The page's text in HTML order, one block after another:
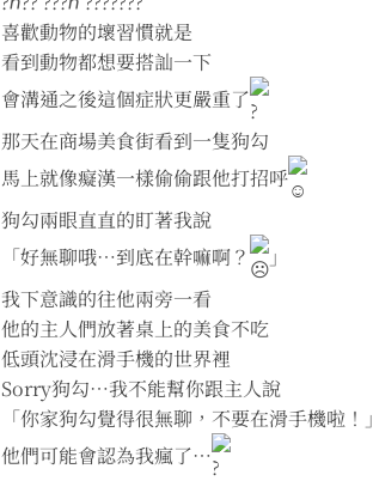
喜歡動物的壞習慣就是
看到動物都想要搭訕一下
會溝通之後這個症狀更嚴重了
那天在商場美食街看到一隻狗勾
馬上就像癡漢一樣偷偷跟他打招呼
狗勾兩眼直直的盯著我說
「好無聊哦⋯到底在幹嘛啊？
」
我下意識的往他兩旁一看
他的主人們放著桌上的美食不吃
低頭沈浸在滑手機的世界裡
Sorry狗勾⋯我不能幫你跟主人說
「你家狗勾覺得很無聊，不要在滑手機啦！」
他們可能會認為我瘋了⋯